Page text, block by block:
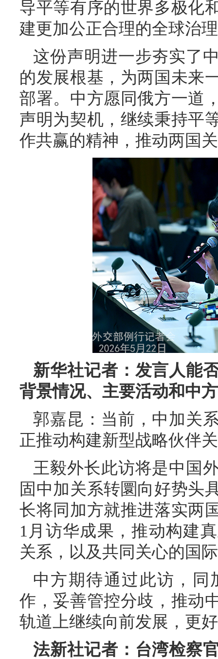
导平等有序的世界多极化
建更加公正合理的全球治
这份声明进一步夯实了
的发展根基，为两国未来
部署。中方愿同俄方一道
声明为契机，继续秉持平
作共赢的精神，推动两国
新华社记者：发言人能
背景情况、主要活动和中
郭嘉昆：当前，中加关
正推动构建新型战略伙伴
王毅外长此访将是中国
固中加关系转圜向好势头
长将同加方就推进落实两
1月访华成果，推动构建
关系，以及共同关心的国
中方期待通过此访，同
作，妥善管控分歧，推动
轨道上继续向前发展，更
法新社记者：台湾检察